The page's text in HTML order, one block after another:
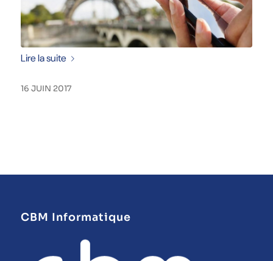
Lire la suite
16 JUIN 2017
CBM Informatique